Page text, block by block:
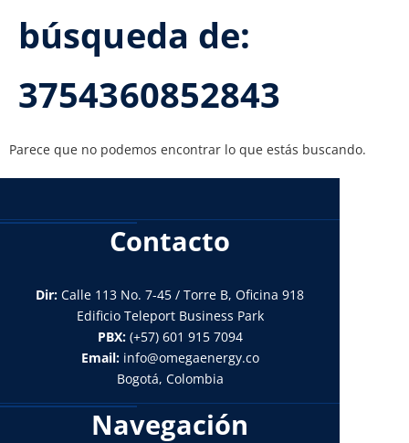
búsqueda de:
3754360852843
Parece que no podemos encontrar lo que estás buscando.
Navegación
Contacto
Dir: Calle 113 No. 7-45 / Torre B, Oficina 918
Edificio Teleport Business Park
PBX:(+57) 601 915 7094
Email:info@omegaenergy.co
Bogotá, Colombia